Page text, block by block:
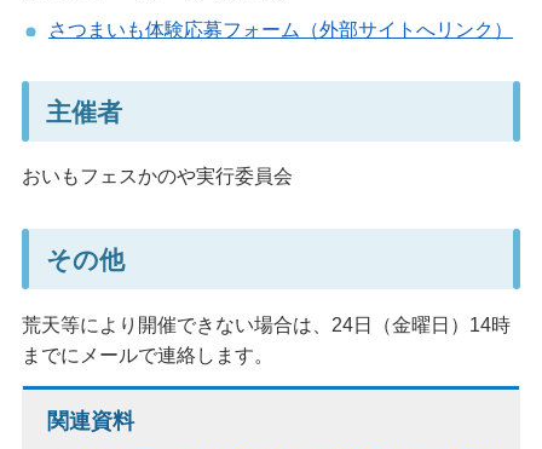
さつまいも体験応募フォーム（外部サイトへリンク）
主催者
おいもフェスかのや実行委員会
その他
荒天等により開催できない場合は、24日（金曜日）14時
までにメールで連絡します。
関連資料